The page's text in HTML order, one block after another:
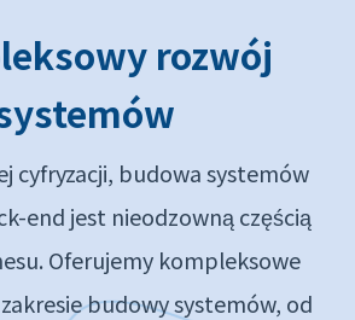
rozwój
cyfryzacji, budowa systemów
end jest nieodzowną częścią
Oferujemy kompleksowe
budowy systemów, od